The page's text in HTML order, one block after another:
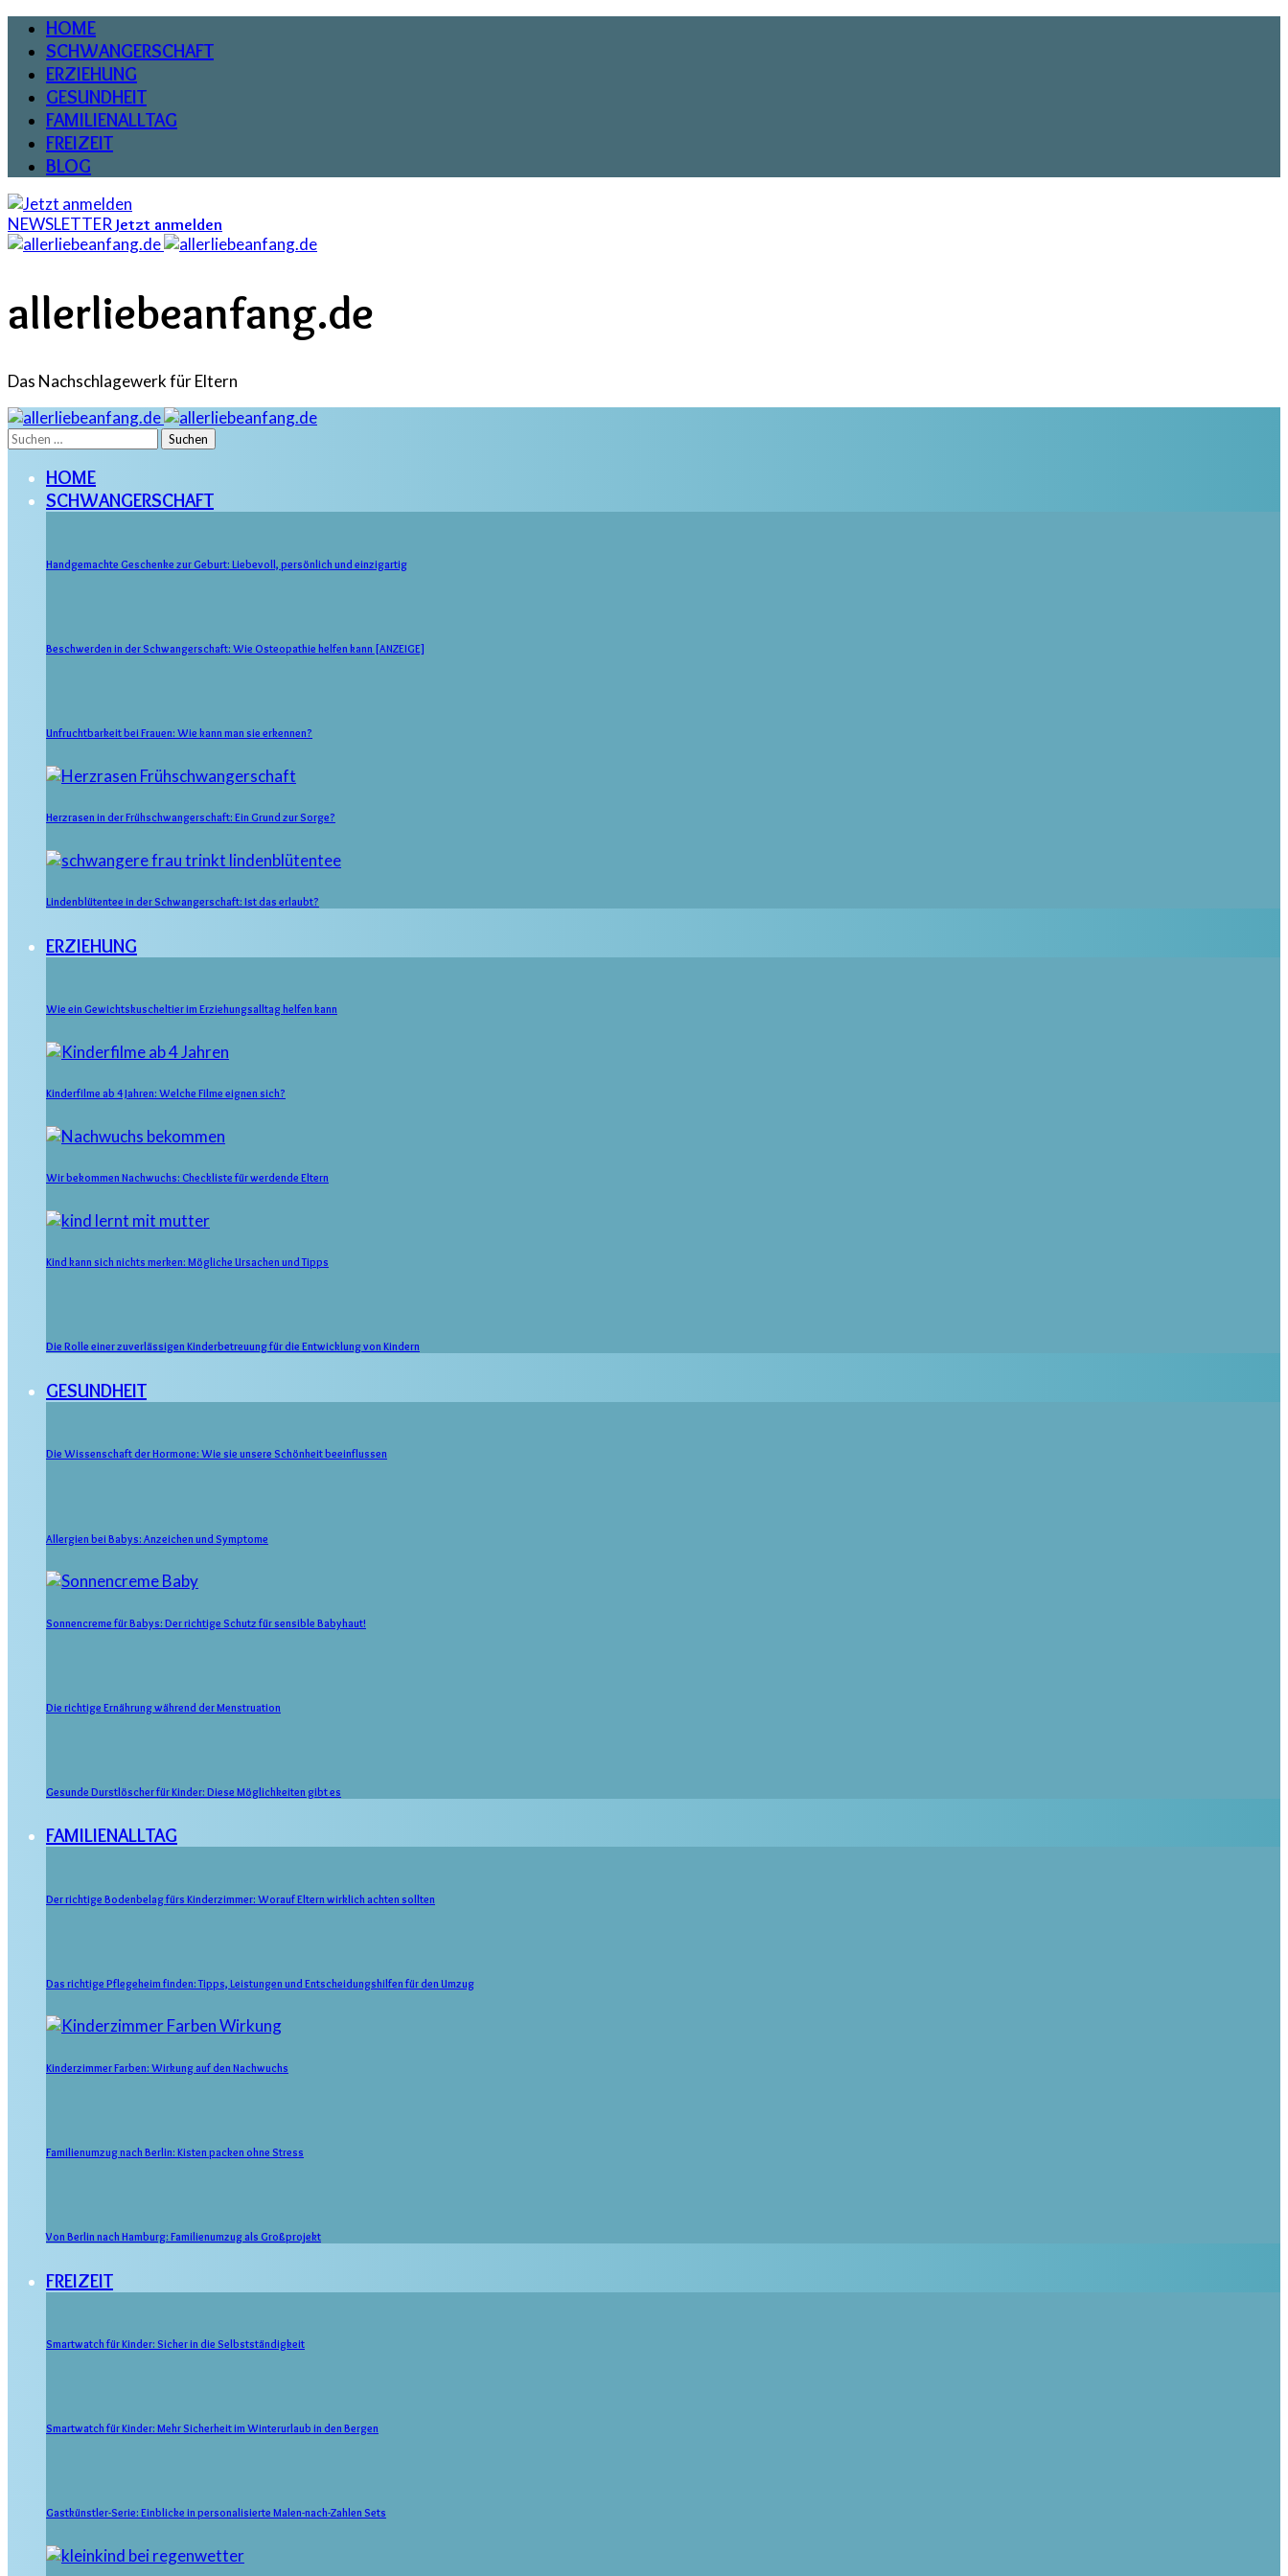
HOME
SCHWANGERSCHAFT
ERZIEHUNG
GESUNDHEIT
FAMILIENALLTAG
FREIZEIT
BLOG
NEWSLETTER Jetzt anmelden
allerliebeanfang.de
Das Nachschlagewerk für Eltern
Suchen
HOME
SCHWANGERSCHAFT
Handgemachte Geschenke zur Geburt: Liebevoll, persönlich und einzigartig
Beschwerden in der Schwangerschaft: Wie Osteopathie helfen kann [ANZEIGE]
Unfruchtbarkeit bei Frauen: Wie kann man sie erkennen?
Herzrasen in der Frühschwangerschaft: Ein Grund zur Sorge?
Lindenblütentee in der Schwangerschaft: Ist das erlaubt?
ERZIEHUNG
Wie ein Gewichtskuscheltier im Erziehungsalltag helfen kann
Kinderfilme ab 4 Jahren: Welche Filme eignen sich?
Wir bekommen Nachwuchs: Checkliste für werdende Eltern
Kind kann sich nichts merken: Mögliche Ursachen und Tipps
Die Rolle einer zuverlässigen Kinderbetreuung für die Entwicklung von Kindern
GESUNDHEIT
Die Wissenschaft der Hormone: Wie sie unsere Schönheit beeinflussen
Allergien bei Babys: Anzeichen und Symptome
Sonnencreme für Babys: Der richtige Schutz für sensible Babyhaut!
Die richtige Ernährung während der Menstruation
Gesunde Durstlöscher für Kinder: Diese Möglichkeiten gibt es
FAMILIENALLTAG
Der richtige Bodenbelag fürs Kinderzimmer: Worauf Eltern wirklich achten sollten
Das richtige Pflegeheim finden: Tipps, Leistungen und Entscheidungshilfen für den Umzug
Kinderzimmer Farben: Wirkung auf den Nachwuchs
Familienumzug nach Berlin: Kisten packen ohne Stress
Von Berlin nach Hamburg: Familienumzug als Großprojekt
FREIZEIT
Smartwatch für Kinder: Sicher in die Selbstständigkeit
Smartwatch für Kinder: Mehr Sicherheit im Winterurlaub in den Bergen
Gastkünstler-Serie: Einblicke in personalisierte Malen-nach-Zahlen Sets